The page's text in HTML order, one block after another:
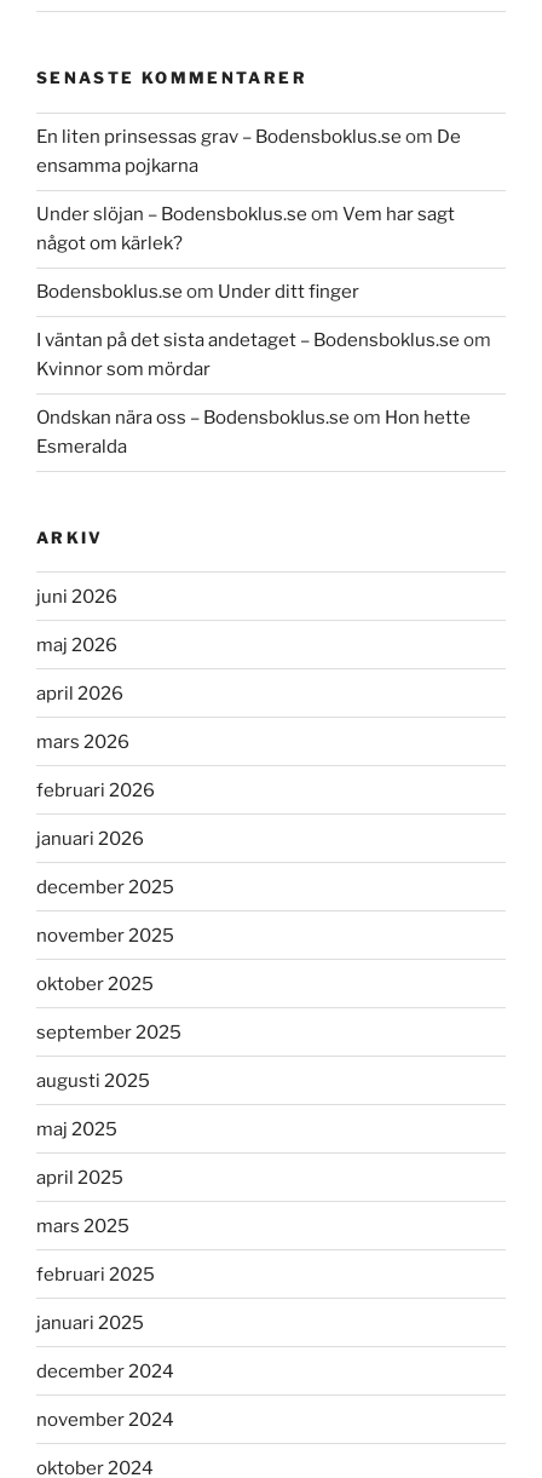
SENASTE KOMMENTARER
En liten prinsessas grav – Bodensboklus.se om De
ensamma pojkarna
Under slöjan – Bodensboklus.se om Vem har sagt
något om kärlek?
Bodensboklus.se om Under ditt finger
I väntan på det sista andetaget – Bodensboklus.se om
Kvinnor som mördar
Ondskan nära oss – Bodensboklus.se om Hon hette
Esmeralda
ARKIV
juni 2026
maj 2026
april 2026
mars 2026
februari 2026
januari 2026
december 2025
november 2025
oktober 2025
september 2025
augusti 2025
maj 2025
april 2025
mars 2025
februari 2025
januari 2025
december 2024
november 2024
oktober 2024